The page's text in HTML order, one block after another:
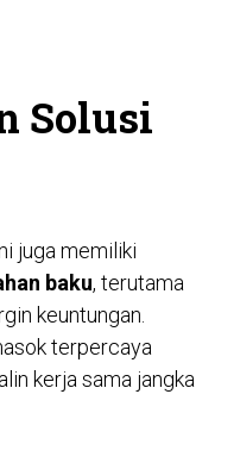
Solusi
juga memiliki
baku, terutama
keuntungan.
terpercaya
kerja sama jangka